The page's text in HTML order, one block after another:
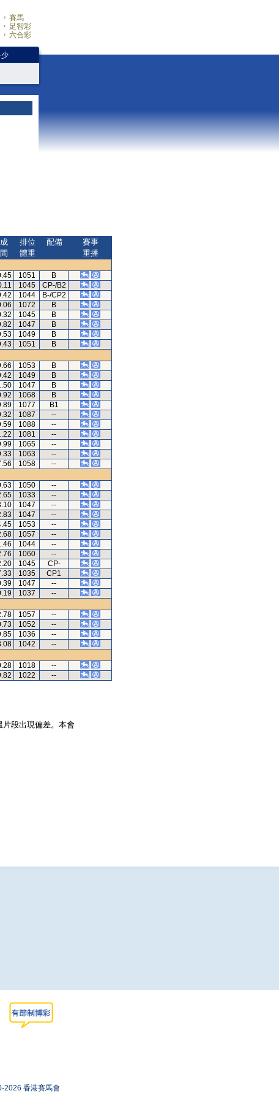
賽馬
足智彩
六合彩
排位
體重
配備
賽事
重播
1051
B
1045
CP-/B2
1044
B-/CP2
1072
B
1045
B
1047
B
1049
B
1051
B
1053
B
1049
B
1047
B
1068
B
1077
B1
1087
--
1088
--
1081
--
1065
--
1063
--
1058
--
1050
--
1033
--
1047
--
1047
--
1053
--
1057
--
1044
--
1060
--
1045
CP-
1035
CP1
1047
--
1037
--
1057
--
1052
--
1036
--
1042
--
1018
--
1022 --
片段出現偏差。本會
2026 香港賽馬會